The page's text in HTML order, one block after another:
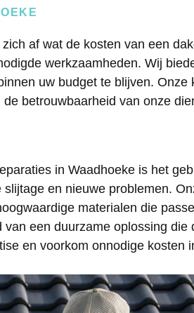
af wat de kosten van een
werkzaamheden. Wij
uw budget te blijven. Onze
betrouwbaarheid van onze
in Waadhoeke is het
en nieuwe problemen.
materialen die
een duurzame oplossing die
en voorkom onnodige kosten